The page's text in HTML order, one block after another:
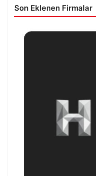
Son Eklenen Firmalar